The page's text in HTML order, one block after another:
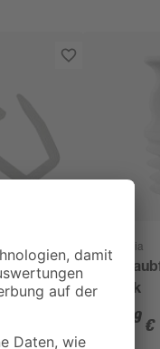
50
Gardinia
Stück
29 €